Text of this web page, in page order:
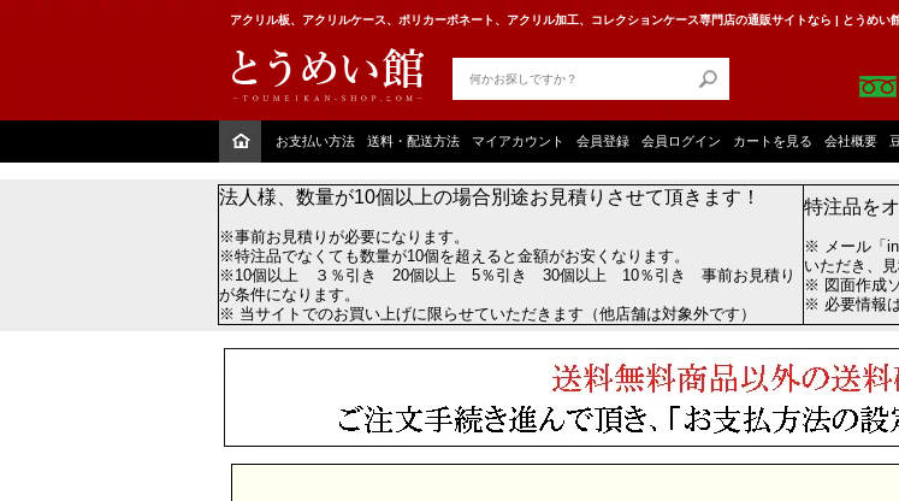
アクリル板、アクリルケース、ポリカーボネート、アクリル加工、コレクションケース専門店の通販サイトなら | とうめい
お支払い方法 送料・配送方法 マイアカウント 会員登録 会員ログイン カートを見る 会社概要
法人様、数量が10個以上の場合別途お見積りさせて頂きます！
※事前お見積りが必要になります。
※特注品でなくても数量が10個を超えると金額がお安くなります。
※10個以上 ３％引き 20個以上 5％引き 30個以上 10％引き 事前お見積り
が条件になります。
※ 当サイトでのお買い上げに限らせていただきます（他店舗は対象外です）
特注品を
※ メール「
いただき、
※ 図面作成
※ 必要情報